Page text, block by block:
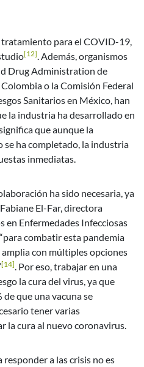
para el COVID-19,
[12]. Además, organismos
Drug Administration de
o la Comisión Federal
Sanitarios en México, han
la industria ha desarrollado en
que aunque la
ha completado, la industria
inmediatas.
ha sido necesaria, ya
El-Far, directora
en Enfermedades Infecciosas
combatir esta pandemia
con múltiples opciones
[14]. Por eso, trabajar en una
la cura del virus, ya que
que una vacuna se
tener varias
la cura al nuevo coronavirus.
responder a las crisis no es